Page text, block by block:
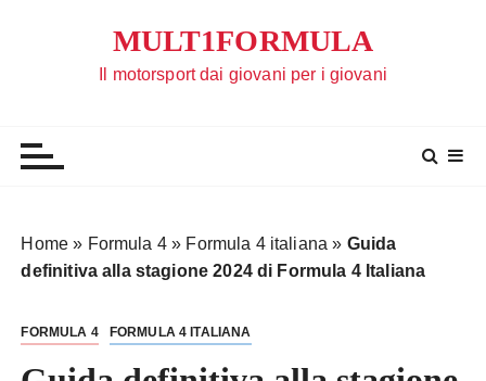
MULT1FORMULA
Il motorsport dai giovani per i giovani
Home » Formula 4» Formula 4 italiana » Guida
definitiva alla stagione 2024 di Formula 4 Italiana
FORMULA 4 FORMULA 4 ITALIANA